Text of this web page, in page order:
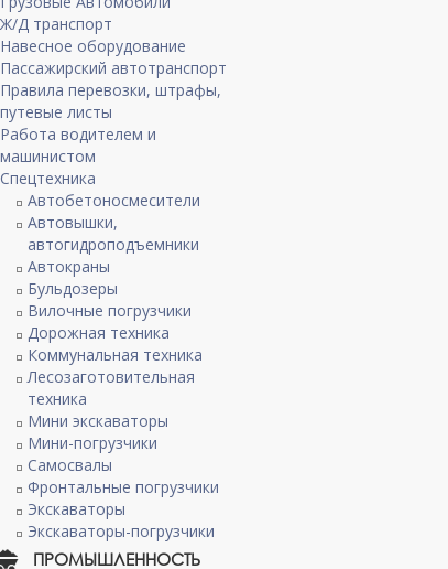
Ж/Д транспорт
Навесное оборудование
Пассажирский автотранспорт
Правила перевозки, штрафы,
путевые листы
Работа водителем и
машинистом
Спецтехника
Автобетоносмесители
Автовышки,
автогидроподъемники
Автокраны
Бульдозеры
Вилочные погрузчики
Дорожная техника
Коммунальная техника
Лесозаготовительная
техника
Мини экскаваторы
Мини-погрузчики
Самосвалы
Фронтальные погрузчики
Экскаваторы
Экскаваторы-погрузчики
ПРОМЫШЛЕННОСТЬ